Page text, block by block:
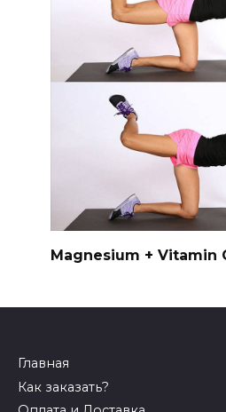
Magnesium + Vitamin
Главная
Как заказать?